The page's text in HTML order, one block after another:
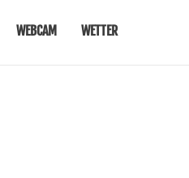
WEBCAM WETTER